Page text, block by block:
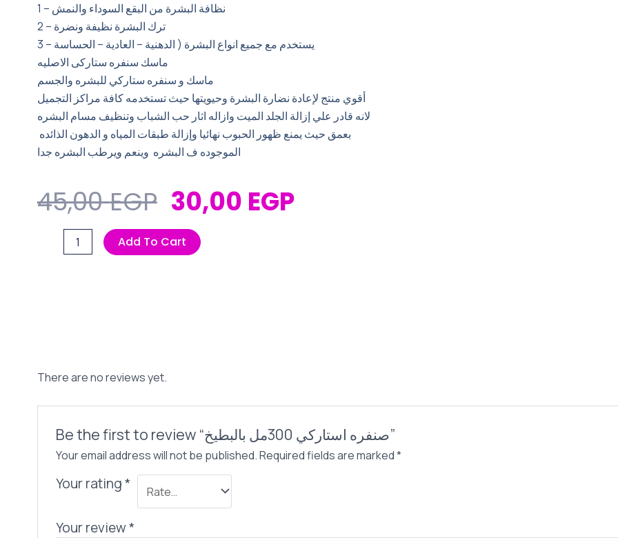
1 – نظافة البشرة من البقع السوداء والنمش
2 – ترك البشرة نظيفة ونضرة
3 – يستخدم مع جميع انواع البشرة ( الدهنية – العادية – الحساسة
ماسك سنفره ستاركى الاصليه
ماسك و سنفره ستاركي للبشره والجسم
أقوي منتج لإعادة نضارة البشرة وحيويتها حيث تستخدمه كافة مراكز التجميل
لانه قادر علي إزالة الجلد الميت وازاله اثار حب الشباب وتنظيف مسام البشره
بعمق حيث يمنع ظهور الحبوب نهائيا وإزالة طبقات المياه و الدهون الذائده
الموجوده ف البشره وينعم ويرطب البشره جدا
45,00EGP Original
Price
Was:
30,00 EGPCurrent
استاركي
Add To Cart
There are no reviews yet.
Be the first to review “صنفره استاركي 300مل بالبطيخ”
Your email address will not be published. Required fields are marked*
Your rating*
Your review*